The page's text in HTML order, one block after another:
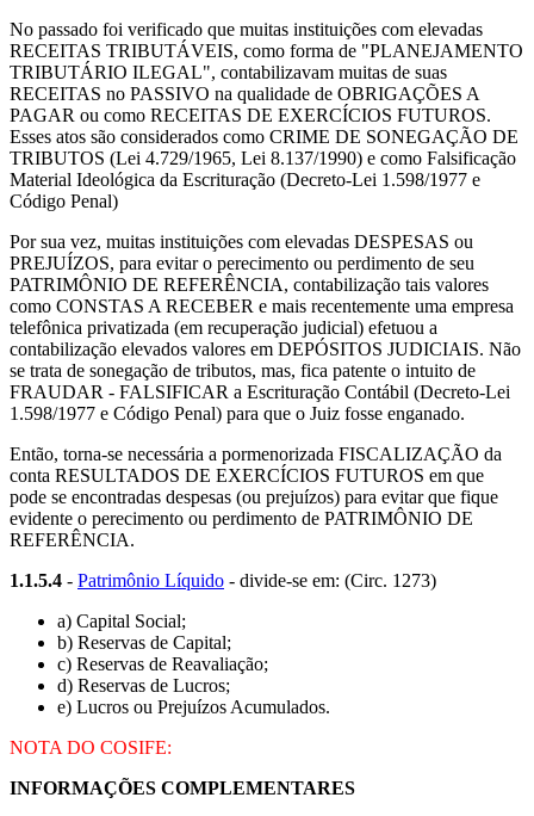
No passado foi verificado que muitas instituições com elevadas
RECEITAS TRIBUTÁVEIS, como forma de "PLANEJAMENTO
TRIBUTÁRIO ILEGAL", contabilizavam muitas de suas
RECEITAS no PASSIVO na qualidade de OBRIGAÇÕES A
PAGAR ou como RECEITAS DE EXERCÍCIOS FUTUROS.
Esses atos são considerados como CRIME DE SONEGAÇÃO DE
TRIBUTOS (Lei 4.729/1965, Lei 8.137/1990) e como Falsificação
Material Ideológica da Escrituração (Decreto-Lei 1.598/1977 e
Código Penal)
Por sua vez, muitas instituições com elevadas DESPESAS ou
PREJUÍZOS, para evitar o perecimento ou perdimento de seu
PATRIMÔNIO DE REFERÊNCIA, contabilização tais valores
como CONSTAS A RECEBER e mais recentemente uma empresa
telefônica privatizada (em recuperação judicial) efetuou a
contabilização elevados valores em DEPÓSITOS JUDICIAIS. Não
se trata de sonegação de tributos, mas, fica patente o intuito de
FRAUDAR - FALSIFICAR a Escrituração Contábil (Decreto-Lei
1.598/1977 e Código Penal) para que o Juiz fosse enganado.
Então, torna-se necessária a pormenorizada FISCALIZAÇÃO da
conta RESULTADOS DE EXERCÍCIOS FUTUROS em que
pode se encontradas despesas (ou prejuízos) para evitar que fique
evidente o perecimento ou perdimento de PATRIMÔNIO DE
REFERÊNCIA.
1.1.5.4 - Patrimônio Líquido - divide-se em: (Circ. 1273)
a) Capital Social;
b) Reservas de Capital;
c) Reservas de Reavaliação;
d) Reservas de Lucros;
e) Lucros ou Prejuízos Acumulados.
NOTA DO COSIFE:
INFORMAÇÕES COMPLEMENTARES